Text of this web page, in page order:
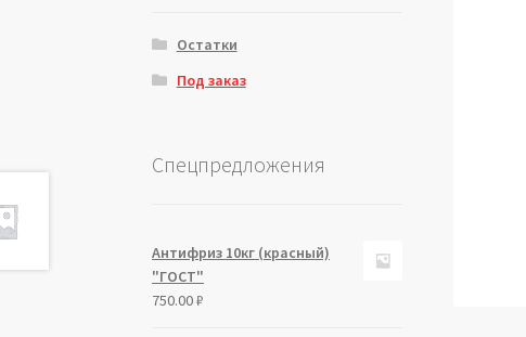
Остатки
Под заказ
Спецпредложения
Антифриз 10кг (красный)
"ГОСТ"
750.00₽